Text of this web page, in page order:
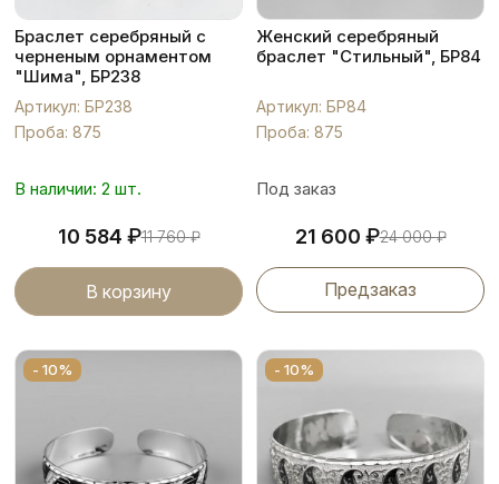
Браслет серебряный с
черненым орнаментом
"Шима", БР238
Артикул: БР238
Проба: 875
В наличии: 2 шт.
10 584 ₽11 760₽
В корзину
Женский серебряный
браслет "Стильный", БР84
Артикул: БР84
Проба: 875
Под заказ
21 600 ₽24 000₽
Предзаказ
- 10% - 10%